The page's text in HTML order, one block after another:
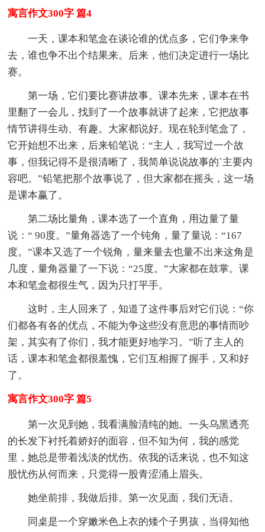
寓言作文300字 篇4
一天，课本和笔盒在谈论谁的优点多，它们争来争
去，谁也争不出个结果来。后来，他们决定进行一场比
赛。
第一场，它们要比赛讲故事。课本先来，课本在书
里翻了一会儿，找到了一个故事就讲了起来，它把故事
情节讲得生动、有趣。大家都说好。现在轮到笔盒了，
它开始想不出来，后来铅笔说：“主人，我写过一个故
事，但我记得不是很清晰了，我简单说说故事的`主要内
容吧。”铅笔把那个故事说了，但大家都在摇头，这一场
是课本赢了。
第二场比量角，课本选了一个直角，用边量了量
说：“ 90度。”量角器选了一个钝角，量了量说：“167
度。”课本又选了一个锐角，量来量去也量不出来这角是
几度，量角器量了一下说：“25度。”大家都在鼓掌。课
本和笔盒都很生气，因为只打平手。
这时，主人回来了，知道了这件事后对它们说：“你
们都各有各的优点，不能为争这些没有意思的事情而吵
架，其实有了你们，我才能更好地学习。”听了主人的
话，课本和笔盒都很羞愧，它们互相握了握手，又和好
了。
寓言作文300字 篇5
第一次见到她，我看满脸清纯的她。一头乌黑透亮
的长发下衬托着娇好的面容，但不知为何，我的感觉
里，她总是带着浅淡的忧伤。依我的话来说，也不知这
股忧伤从何而来，只觉得一股青涩涌上眉头。
她坐前排，我做后排。第一次见面，我们无语。
同桌是一个穿嫩米色上衣的矮个子男孩，当得知他